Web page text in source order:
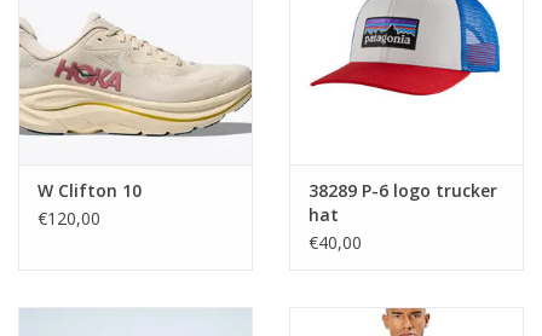
W Clifton 10
€120,00
38289 P-6 logo trucker
hat
€40,00